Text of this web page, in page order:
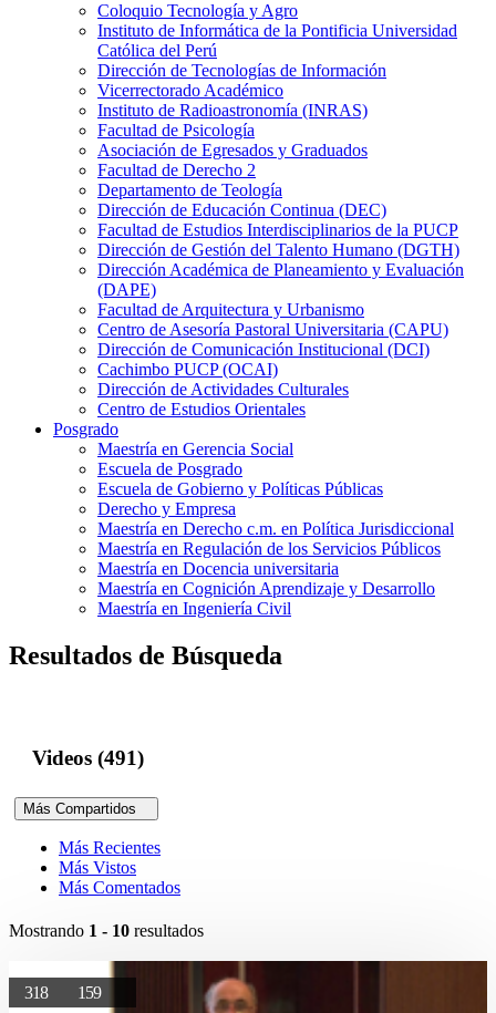
Coloquio Tecnología y Agro
Instituto de Informática de la Pontificia Universidad
Católica del Perú
Dirección de Tecnologías de Información
Vicerrectorado Académico
Instituto de Radioastronomía (INRAS)
Facultad de Psicología
Asociación de Egresados y Graduados
Facultad de Derecho 2
Departamento de Teología
Dirección de Educación Continua (DEC)
Facultad de Estudios Interdisciplinarios de la PUCP
Dirección de Gestión del Talento Humano (DGTH)
Dirección Académica de Planeamiento y Evaluación
(DAPE)
Facultad de Arquitectura y Urbanismo
Centro de Asesoría Pastoral Universitaria (CAPU)
Dirección de Comunicación Institucional (DCI)
Cachimbo PUCP (OCAI)
Dirección de Actividades Culturales
Centro de Estudios Orientales
Posgrado
Maestría en Gerencia Social
Escuela de Posgrado
Escuela de Gobierno y Políticas Públicas
Derecho y Empresa
Maestría en Derecho c.m. en Política Jurisdiccional
Maestría en Regulación de los Servicios Públicos
Maestría en Docencia universitaria
Maestría en Cognición Aprendizaje y Desarrollo
Maestría en Ingeniería Civil
Resultados de Búsqueda
Videos (491)
Más Compartidos
Más Recientes
Más Vistos
Más Comentados
Mostrando 1 - 10 resultados
318 159